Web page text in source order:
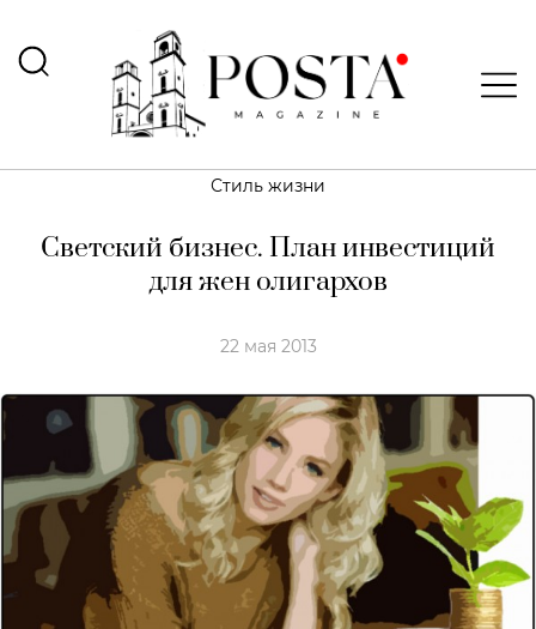
Стиль жизни
Светский бизнес. План инвестиций
для жен олигархов
22 мая 2013